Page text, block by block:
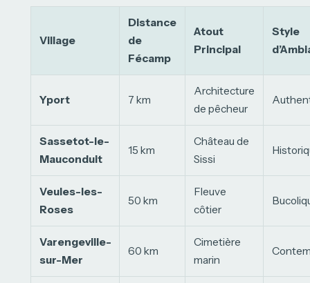
Village
Distance
de
Fécamp
Atout
Principal
Style
Yport 7 km
Architecture
de pêcheur
Sassetot-le-
Mauconduit
15 km
Château de
Sissi
Veules-les-
Roses
50 km
Fleuve
côtier
Varengeville-
sur-Mer
60 km
Cimetière
marin